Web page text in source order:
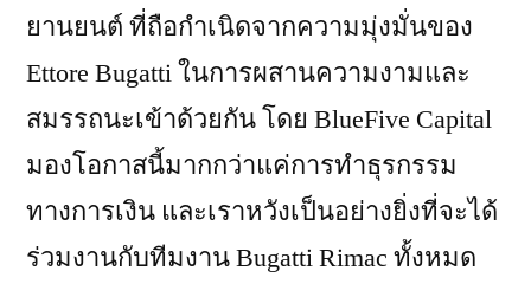
ยานยนต์ ที่ถือกำเนิดจากความมุ่งมั่นของ
Ettore Bugatti ในการผสานความงามและ
สมรรถนะเข้าด้วยกัน โดย BlueFive Capital
มองโอกาสนี้มากกว่าแค่การทำธุรกรรม
ทางการเงิน และเราหวังเป็นอย่างยิ่งที่จะได้
ร่วมงานกับทีมงาน Bugatti Rimac ทั้งหมด